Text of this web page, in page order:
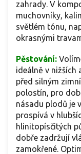
zahrady. V
muchovníky,
světlém tónu,
okrasnými
Pěstování:
ideálně v nižších
před silným
polostín, pro
násadu plodů je
prospívá v
hlinitopísčitých
dobře zadržují
zamokřené.